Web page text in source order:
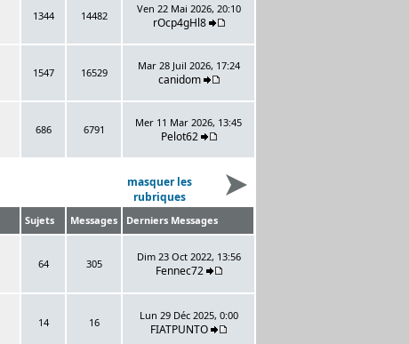
1344 14482
Ven 22 Mai 2026, 20:10
rOcp4gHl8
1547 16529
Mar 28 Juil 2026, 17:24
canidom
686 6791
Mer 11 Mar 2026, 13:45
Pelot62
masquer les
rubriques
Sujets Messages Derniers Messages
64 305
Dim 23 Oct 2022, 13:56
Fennec72
14 16
Lun 29 Déc 2025, 0:00
FIATPUNTO